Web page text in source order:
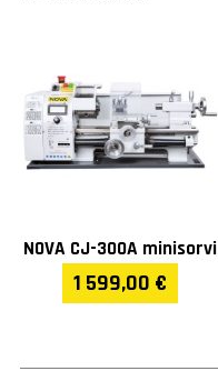
NOVA CJ-300A minisorvi
1 599,00 €